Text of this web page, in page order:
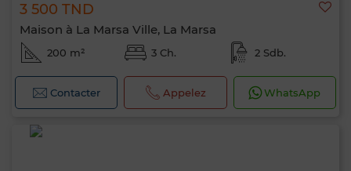
3 500 TND
Maison à La Marsa Ville, La Marsa
200 m² 3 Ch. 2 Sdb.
Contacter Appelez WhatsApp